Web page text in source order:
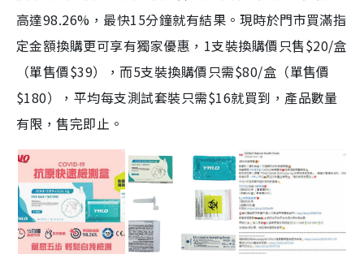
高達98.26%，最快15分鐘就有結果。現時於門市買滿指
定金額換購更可享有獨家優惠，1支裝換購價只售$20/盒
（單售價$39），而5支裝換購價只需$80/盒（單售價
$180），平均每支測試套裝只需$16就買到，產品數量
有限，售完即止。